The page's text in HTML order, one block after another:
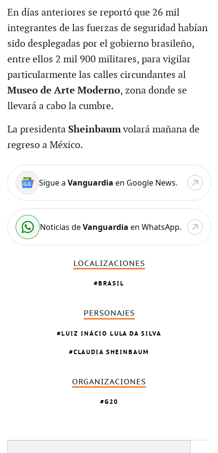
En días anteriores se reportó que 26 mil
integrantes de las fuerzas de seguridad habían
sido desplegadas por el gobierno brasileño,
entre ellos 2 mil 900 militares, para vigilar
particularmente las calles circundantes al
Museo de Arte Moderno, zona donde se
llevará a cabo la cumbre.
La presidentaSheinbaumvolará mañana de
regreso a México.
Sigue a Vanguardia en Google News.
Noticias deVanguardia en WhatsApp.
LOCALIZACIONES
BRASIL
PERSONAJES
LUIZ INÁCIO LULA DA SILVA
CLAUDIA SHEINBAUM
ORGANIZACIONES
G20